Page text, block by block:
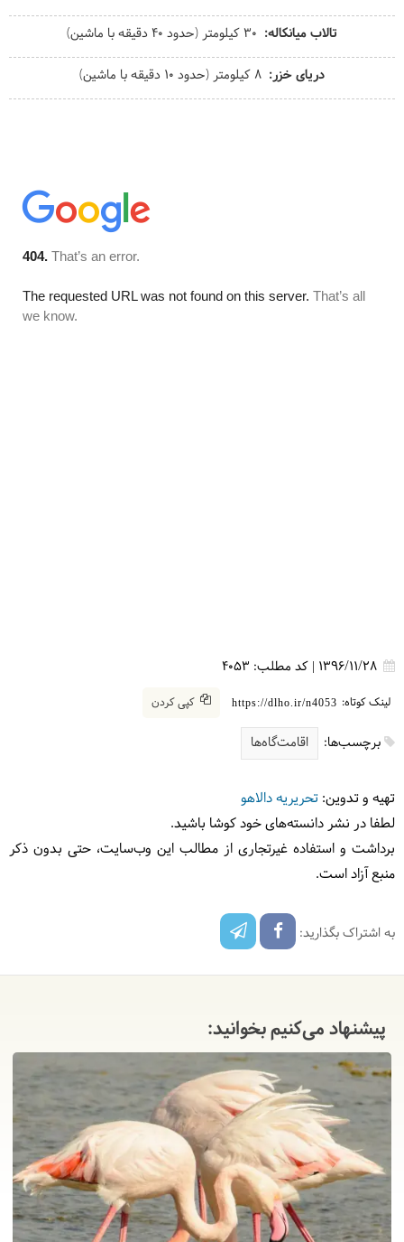
تالاب میانکاله 30 کیلومتر (حدود 40 دقیقه با ماشین)
دریای خزر 8 کیلومتر (حدود 10 دقیقه با ماشین)
1396/11/28
| کد مطلب: 4053
لینک کوتاه: https://dlho.ir/n4053 کپی کردن
برچسب‌ها: اقامت‌گاه‌ها
تهیه و تدوین: تحریریه دالاهو
لطفا در نشر دانسته‌های خود کوشا باشید.
برداشت و استفاده غیرتجاری از مطالب این وب‌سایت، حتی بدون ذکر
منبع آزاد است.
به اشتراک بگذارید:
پیشنهاد می‌کنیم بخوانید: